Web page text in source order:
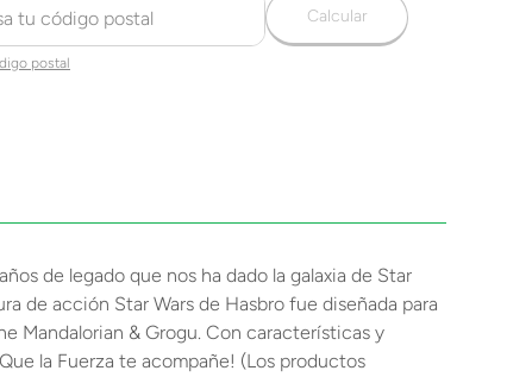
postal
Calcular
de legado que nos ha dado la galaxia de Star
de acción Star Wars de Hasbro fue diseñada para
Mandalorian & Grogu. Con características y
la Fuerza te acompañe! (Los productos